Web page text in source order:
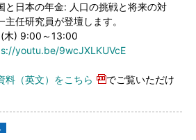
と日本の年金: 人口の挑戦と将来の対
任研究員が登壇します。
(木) 9:00～13:00
youtu.be/9wcJXLKUVcE
料（英文）をこちら
でご覧いただけ